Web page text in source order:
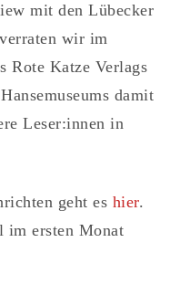
mit den Lübecker
wir im
Rote Katze Verlags
damit
Leser:innen in
geht es hier.
im ersten Monat